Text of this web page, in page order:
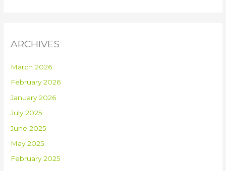
ARCHIVES
March 2026
February 2026
January 2026
July 2025
June 2025
May 2025
February 2025